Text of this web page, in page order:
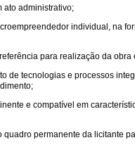
ato administrativo;
individual, na
para realização da
de tecnologias e processos
e compatível em
permanente da licitante